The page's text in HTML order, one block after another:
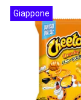
Giappone